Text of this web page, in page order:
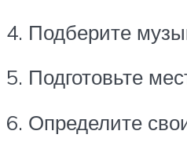
4. Подберите
5. Подготовьте
6. Определите